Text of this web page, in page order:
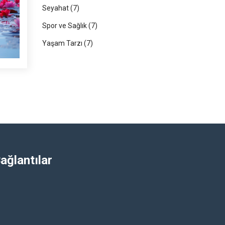
Seyahat(7)
Spor ve Sağlık(7)
Yaşam Tarzı (7)